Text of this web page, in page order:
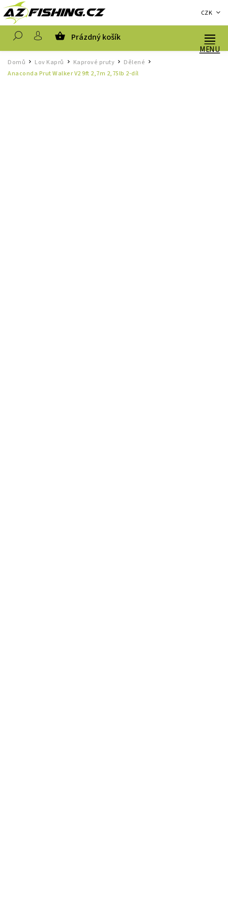
CZK
Prázdný košík
Domů / Lov Kaprů Kaprové pruty / Dělené /
Anaconda Prut Walker V2 9ft 2,7m 2,75lb 2-díl